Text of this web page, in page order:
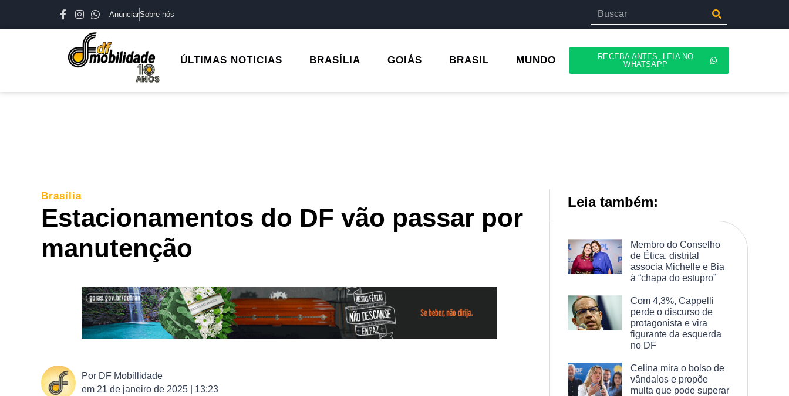
AnunciarSobre nós
ÚLTIMAS NOTICIAS BRASÍLIA GOIÁS BRASIL MUNDO
RECEBA ANTES, LEIA NO
WHATSAPP
Brasília
Estacionamentos do DF vão passar por
manutenção
Por DF Mobillidade
em 21 de janeiro de 2025 | 13:23
Leia também:
Membro do Conselho
de Ética, distrital
associa Michelle e Bia
à “chapa do estupro”
Com 4,3%, Cappelli
perde o discurso de
protagonista e vira
figurante da esquerda
no DF
Celina mira o bolso de
vândalos e propõe
multa que pode superar